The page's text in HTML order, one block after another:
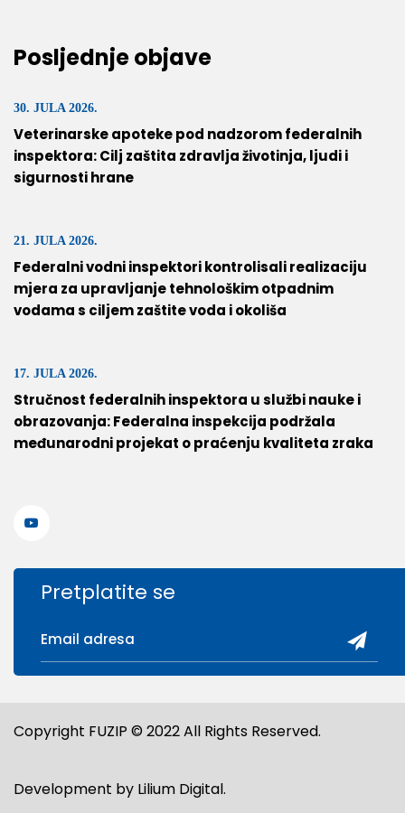
Posljednje objave
30. JULA 2026.
Veterinarske apoteke pod nadzorom federalnih
inspektora: Cilj zaštita zdravlja životinja, ljudi i
sigurnosti hrane
21. JULA 2026.
Federalni vodni inspektori kontrolisali realizaciju
mjera za upravljanje tehnološkim otpadnim
vodama s ciljem zaštite voda i okoliša
17. JULA 2026.
Stručnost federalnih inspektora u službi nauke i
obrazovanja: Federalna inspekcija podržala
međunarodni projekat o praćenju kvaliteta zraka
Pretplatite se
Copyright FUZIP © 2022 All Rights Reserved.
Development by Lilium Digital.